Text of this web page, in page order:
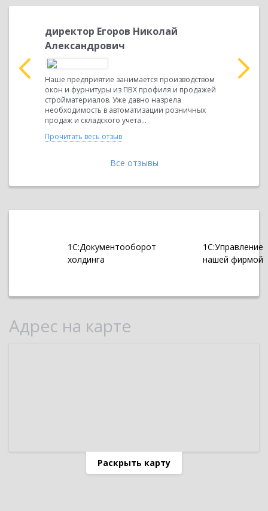
В
директор Егоров Николай
Александрович
Наше предприятие занимается производством
окон и фурнитуры из ПВХ профиля и продажей
стройматериалов. Уже давно назрела
необходимость в автоматизации розничных
продаж и складского учета...
Прочитать весь отзыв
Одной из
Все отзывы
1С:Документооборот
холдинга
1С:Управление
нашей фирмой
Адрес на карте
Раскрыть карту